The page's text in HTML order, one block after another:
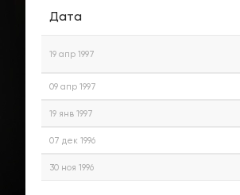
Дата
19 апр 1997
09 апр 1997
19 янв 1997
07 дек 1996
30 ноя 1996